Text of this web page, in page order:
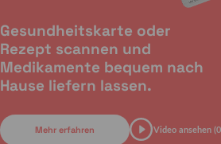
Gesundheitskarte oder
Rezept scannen und
Medikamente bequem nach
Hause liefern lassen.
Mehr erfahren Video ansehen